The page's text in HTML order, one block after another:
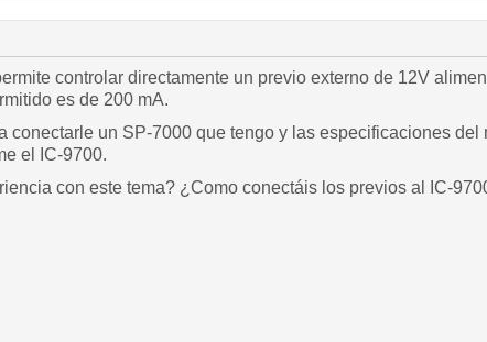
controlar directamente un previo externo de 12V
es de 200 mA.
conectarle un SP-7000 que tengo y las especificaciones
el IC-9700.
con este tema? ¿Como conectáis los previos al IC-